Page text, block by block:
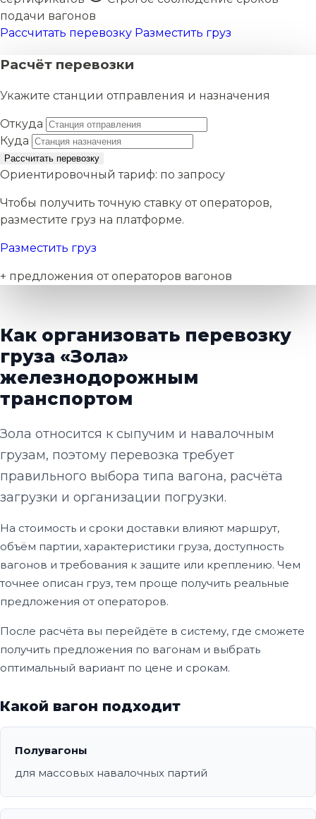
подачи вагонов
Рассчитать перевозку Разместить груз
Расчёт перевозки
Укажите станции отправления и назначения
Откуда
Куда
Рассчитать перевозку
Ориентировочный тариф: по запросу
Чтобы получить точную ставку от операторов,
разместите груз на платформе.
Разместить груз
+ предложения от операторов вагонов
Как организовать перевозку
груза «Зола»
железнодорожным
транспортом
Зола относится к сыпучим и навалочным
грузам, поэтому перевозка требует
правильного выбора типа вагона, расчёта
загрузки и организации погрузки.
На стоимость и сроки доставки влияют маршрут,
объём партии, характеристики груза, доступность
вагонов и требования к защите или креплению. Чем
точнее описан груз, тем проще получить реальные
предложения от операторов.
После расчёта вы перейдёте в систему, где сможете
получить предложения по вагонам и выбрать
оптимальный вариант по цене и срокам.
Какой вагон подходит
Полувагоны
для массовых навалочных партий